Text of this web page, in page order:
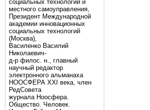
социальных технологий и
местного самоуправления,
Президент Международной
академии инновационных
социальных технологий
(Москва),
Василенко Василий
Николаевич-
д-р филос. н., главный
научный редактор
электронного альманаха
НООСФЕРА XXI века, член
РедСовета
журнала Ноосфера.
Общество. Человек.